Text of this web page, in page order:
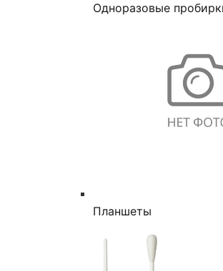
Одноразовые
Планшеты